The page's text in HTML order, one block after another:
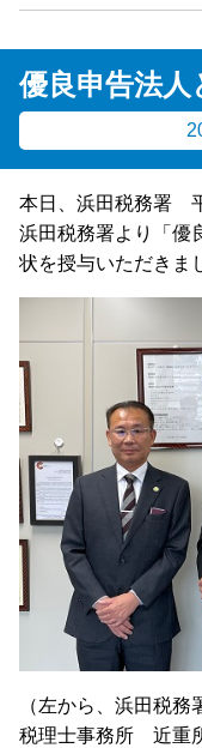
優良申告法
本日、浜田税務署
浜田税務署より「優
状を授与いただきま
（左から、浜田税
税理士事務所 近重